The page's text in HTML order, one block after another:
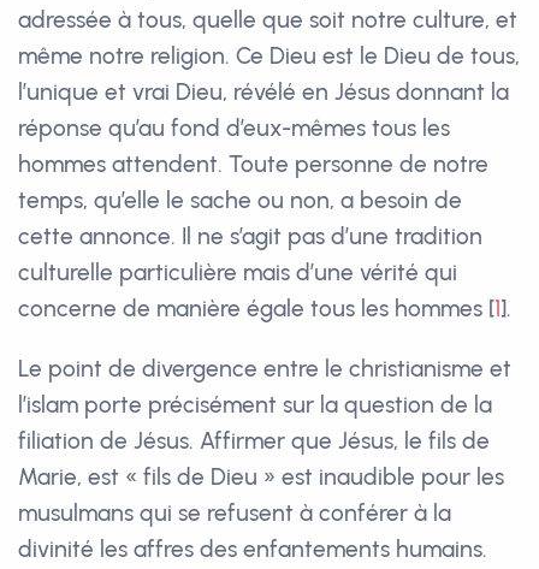
adressée à tous, quelle que soit notre culture, et
même notre religion. Ce Dieu est le Dieu de tous,
l’unique et vrai Dieu, révélé en Jésus donnant la
réponse qu’au fond d’eux-mêmes tous les
hommes attendent. Toute personne de notre
temps, qu’elle le sache ou non, a besoin de
cette annonce. Il ne s’agit pas d’une tradition
culturelle particulière mais d’une vérité qui
concerne de manière égale tous les hommes [1].
Le point de divergence entre le christianisme et
l’islam porte précisément sur la question de la
filiation de Jésus. Affirmer que Jésus, le fils de
Marie, est « fils de Dieu » est inaudible pour les
musulmans qui se refusent à conférer à la
divinité les affres des enfantements humains.